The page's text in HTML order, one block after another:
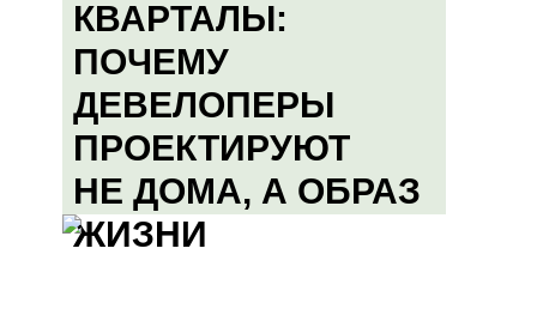
КВАРТАЛЫ:
ПОЧЕМУ
ДЕВЕЛОПЕРЫ
ПРОЕКТИРУЮТ
НЕ ДОМА, А ОБРАЗ
ЖИЗНИ